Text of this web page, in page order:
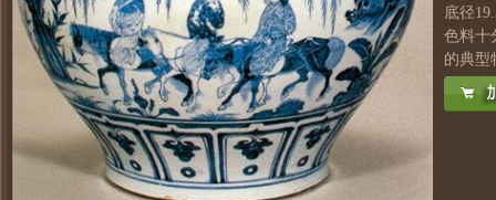
底径
色料十
的典型